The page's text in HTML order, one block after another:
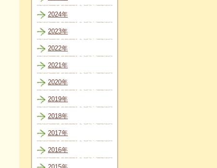
2024年
2023年
2022年
2021年
2020年
2019年
2018年
2017年
2016年